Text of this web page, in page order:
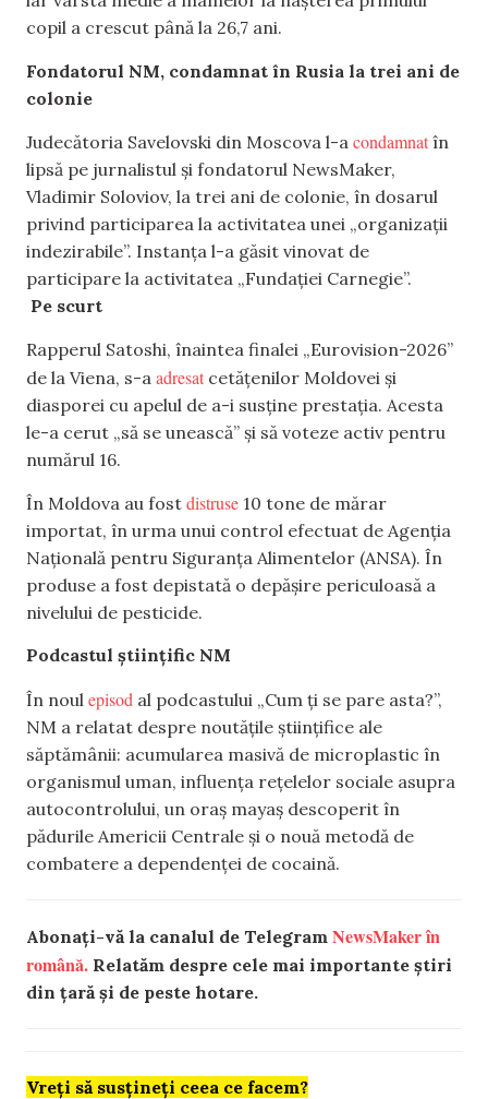
copil a crescut până la 26,7 ani.
Fondatorul NM, condamnat în Rusia la trei ani de
colonie
Judecătoria Savelovski din Moscova l-a condamnat în
lipsă pe jurnalistul și fondatorul NewsMaker,
Vladimir Soloviov, la trei ani de colonie, în dosarul
privind participarea la activitatea unei „organizații
indezirabile”. Instanța l-a găsit vinovat de
participare la activitatea „Fundației Carnegie”.
Pe scurt
Rapperul Satoshi, înaintea finalei „Eurovision-2026”
de la Viena, s-a adresat cetățenilor Moldovei și
diasporei cu apelul de a-i susține prestația. Acesta
le-a cerut „să se unească” și să voteze activ pentru
numărul 16.
În Moldova au fost distruse 10 tone de mărar
importat, în urma unui control efectuat de Agenția
Națională pentru Siguranța Alimentelor (ANSA). În
produse a fost depistată o depășire periculoasă a
nivelului de pesticide.
Podcastul științific NM
În noul episod al podcastului „Cum ți se pare asta?”,
NM a relatat despre noutățile științifice ale
săptămânii: acumularea masivă de microplastic în
organismul uman, influența rețelelor sociale asupra
autocontrolului, un oraș mayaș descoperit în
pădurile Americii Centrale și o nouă metodă de
combatere a dependenței de cocaină.
Abonați-vă la canalul de Telegram NewsMaker în
română. Relatăm despre cele mai importante știri
din țară și de peste hotare.
Vreți să susțineți ceea ce facem?